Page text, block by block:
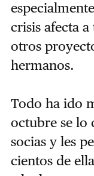
crisis afecta
otros
hermanos.
Todo ha ido
octubre se lo
socias y les
cientos de